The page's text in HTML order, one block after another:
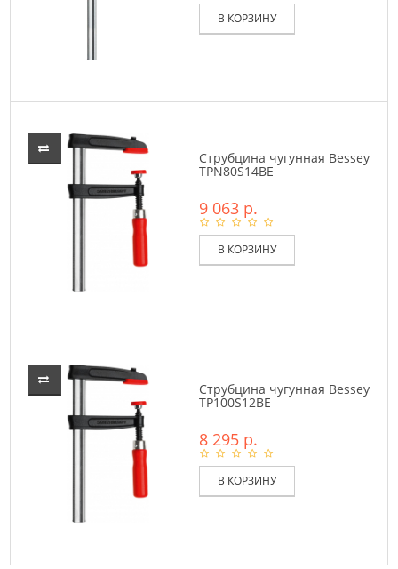
В КОРЗИНУ
Струбцина чугунная Bessey
TPN80S14BE
9 063 р.
В КОРЗИНУ
Струбцина чугунная Bessey
TP100S12BE
8 295 р.
В КОРЗИНУ